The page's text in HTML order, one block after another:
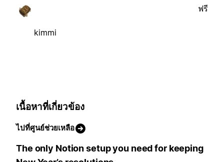
kimmi
ฟรี
เนื้อหาที่เกี่ยวข้อง
ไปที่ศูนย์ช่วยเหลือ
The only Notion setup you need for keeping